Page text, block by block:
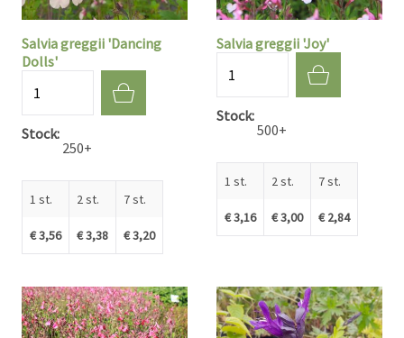
Salvia greggii 'Dancing
Dolls'
Stock
250+
1 st.
€ 3,56
2 st.
€ 3,38
7 st.
€ 3,20
Salvia greggii 'Joy'
Stock
500+
1 st.
€ 3,16
2 st.
€ 3,00
7 st.
€ 2,84